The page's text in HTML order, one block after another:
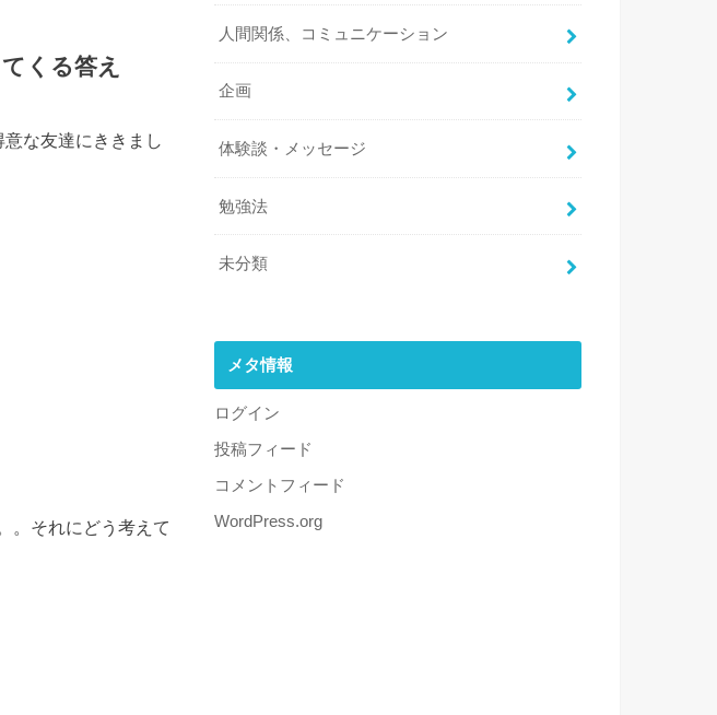
くる答え
な友達にききまし
。それにどう考えて
人間関係、コミュニケーション
企画
体験談・メッセージ
勉強法
未分類
メタ情報
ログイン
投稿フィード
コメントフィード
WordPress.org